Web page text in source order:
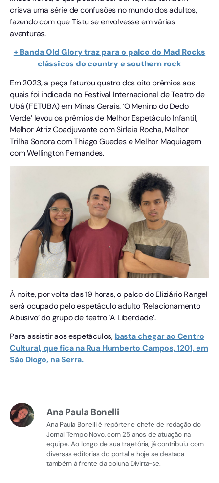
criava uma série de confusões no mundo dos adultos,
fazendo com que Tistu se envolvesse em várias
aventuras.
+ Banda Old Glory traz para o palco do Mad Rocks
clássicos do country e southern rock
Em 2023, a peça faturou quatro dos oito prêmios aos
quais foi indicada no Festival Internacional de Teatro de
Ubá (FETUBA) em Minas Gerais. ‘O Menino do Dedo
Verde’ levou os prêmios de Melhor Espetáculo Infantil,
Melhor Atriz Coadjuvante com Sirleia Rocha, Melhor
Trilha Sonora com Thiago Guedes e Melhor Maquiagem
com Wellington Fernandes.
À noite, por volta das 19 horas, o palco do Eliziário Rangel
será ocupado pelo espetáculo adulto ‘Relacionamento
Abusivo’ do grupo de teatro ‘A Liberdade’.
Para assistir aos espetáculos, basta chegar ao Centro
Cultural, que fica na Rua Humberto Campos, 1201, em
São Diogo, na Serra.
Ana Paula Bonelli
Ana Paula Bonelli é repórter e chefe de redação do
Jornal Tempo Novo, com 25 anos de atuação na
equipe. Ao longo de sua trajetória, já contribuiu com
diversas editorias do portal e hoje se destaca
também à frente da coluna Divirta-se.